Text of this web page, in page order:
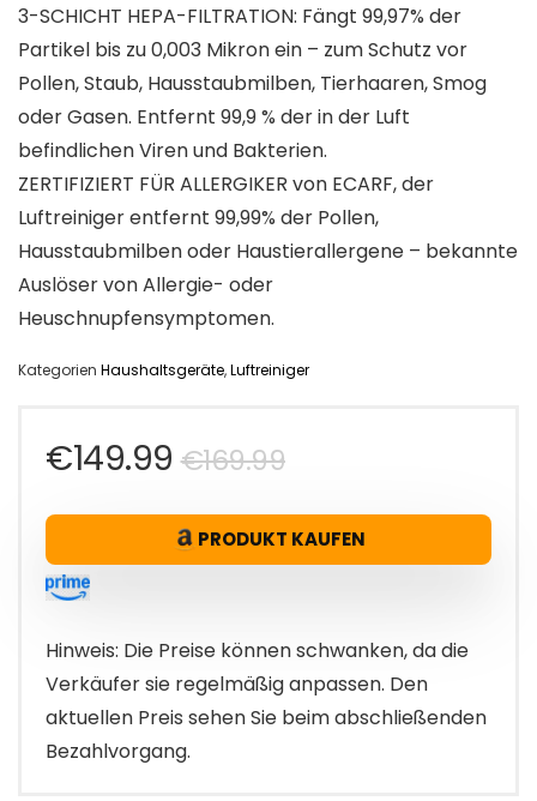
3-SCHICHT HEPA-FILTRATION: Fängt 99,97% der
Partikel bis zu 0,003 Mikron ein – zum Schutz vor
Pollen, Staub, Hausstaubmilben, Tierhaaren, Smog
oder Gasen. Entfernt 99,9 % der in der Luft
befindlichen Viren und Bakterien.
ZERTIFIZIERT FÜR ALLERGIKER von ECARF, der
Luftreiniger entfernt 99,99% der Pollen,
Hausstaubmilben oder Haustierallergene – bekannte
Auslöser von Allergie- oder
Heuschnupfensymptomen.
Kategorien Haushaltsgeräte,Luftreiniger
€169.99Ursprünglicher
Preis
war:
€149.99
Aktueller
Preis
ist:
PRODUKT KAUFEN
Hinweis: Die Preise können schwanken, da die
Verkäufer sie regelmäßig anpassen. Den
aktuellen Preis sehen Sie beim abschließenden
Bezahlvorgang.